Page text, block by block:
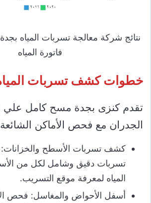
نتائج شركة معالجة تسربات المياه
فاتورة المياه
خطوات كشف تسربات
تقدم كنزى بجدة مسح كامل علي
الجدران مع فحص الأماكن
كشف تسربات الأسطح
تسربات دقيق وشامل لكل من
المياه لمعرفة موقع التسريب.
أسفل الأحواض والمغاسل: فحص